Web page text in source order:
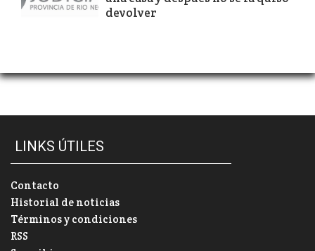
devolver
LINKS ÚTILES
Contacto
Historial de noticias
Términos y condiciones
RSS